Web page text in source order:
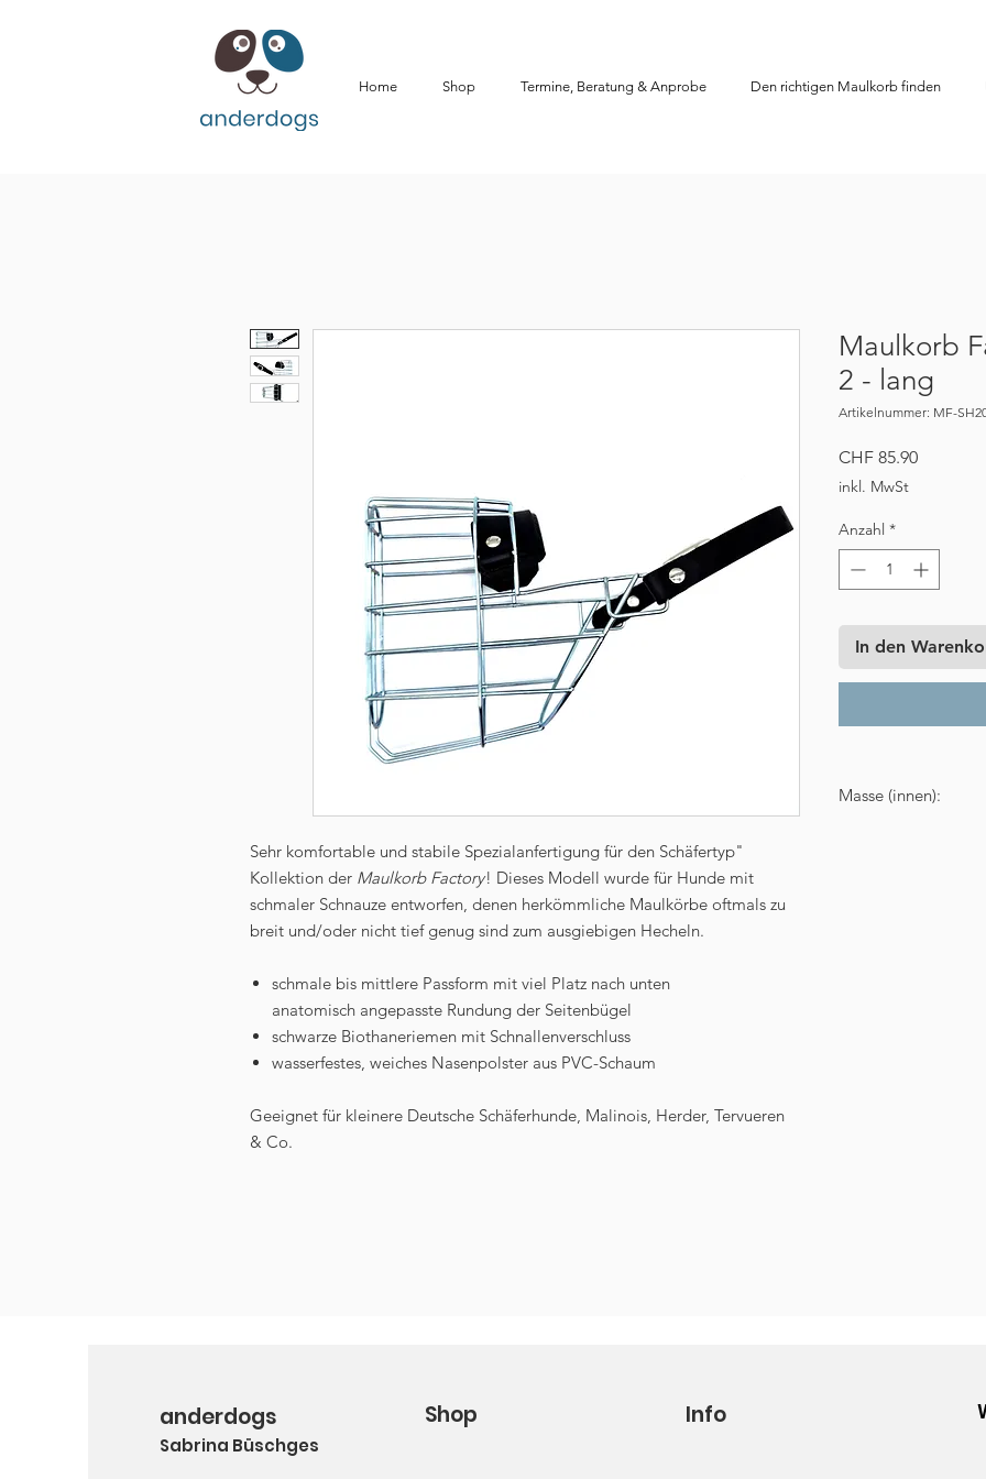
Home Shop Termine, Beratung & Anprobe Den richtigen Maulkorb finden
Sehr komfortable und stabile Spezialanfertigung für den Schäfertyp"
Kollektion der Maulkorb Factory! Dieses Modell wurde für Hunde mit
schmaler Schnauze entworfen, denen herkömmliche Maulkörbe oftmals zu
breit und/oder nicht tief genug sind zum ausgiebigen Hecheln.
schmale bis mittlere Passform mit viel Platz nach unten
anatomisch angepasste Rundung der Seitenbügel
schwarze Biothaneriemen mit Schnallenverschluss
wasserfestes, weiches Nasenpolster aus PVC-Schaum
Geeignet für kleinere Deutsche Schäferhunde, Malinois, Herder, Tervueren
& Co.
Maulkorb
2 - lang
Artikelnummer: MF-
CHF 85.90Preis
inkl. MwSt
Anzahl *
In den
Masse (innen):
anderdogs
Sabrina Büschges
Shop Info